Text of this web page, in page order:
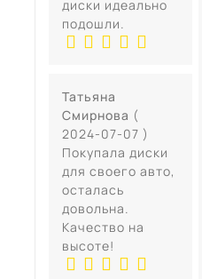
диски идеально
подошли.
Татьяна
Смирнова (
2024-07-07 )
Покупала диски
для своего авто,
осталась
довольна.
Качество на
высоте!